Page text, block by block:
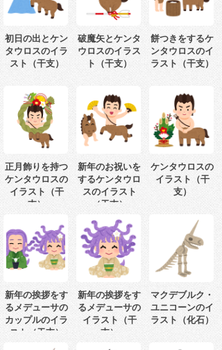
初日の出とケン
タウロスのイラ
スト（干支）
破魔矢とケンタ
ウロスのイラス
ト（干支）
餅つきをするケ
ンタウロスのイ
ラスト（干支）
正月飾りを持つ
ケンタウロスの
イラスト（干
支）
新年のお祝いを
するケンタウロ
スのイラスト
（干支）
ケンタウロスの
イラスト（干
支）
新年の挨拶をす
るメデューサの
カップルのイラ
スト（干支）
新年の挨拶をす
るメデューサの
イラスト（干
支）
マクデブルク・
ユニコーンのイ
ラスト（化石）